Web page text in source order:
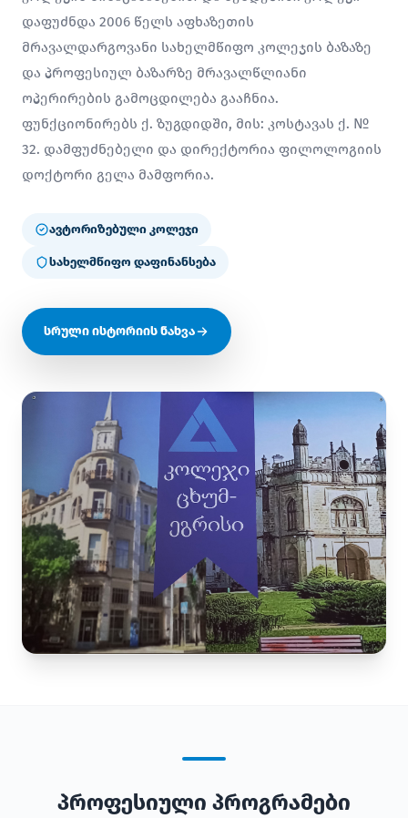
დაფუძნდა 2006 წელს აფხაზეთის
მრავალდარგოვანი სახელმწიფო კოლეჯის ბაზაზე
და პროფესიულ ბაზარზე მრავალწლიანი
ოპერირების გამოცდილება გააჩნია.
ფუნქციონირებს ქ. ზუგდიდში, მის: კოსტავას ქ. №
32. დამფუძნებელი და დირექტორია ფილოლოგიის
დოქტორი გელა მამფორია.
ავტორიზებული კოლეჯი
სახელმწიფო დაფინანსება
სრული ისტორიის ნახვა
პროფესიული პროგრამები